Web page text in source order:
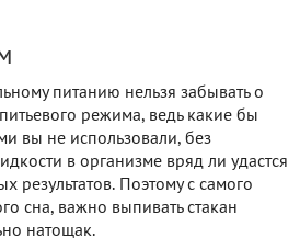
питанию нельзя забывать о
режима, ведь какие бы
вы не использовали, без
в организме вряд ли удастся
результатов. Поэтому с самого
сна, важно выпивать стакан
натощак.